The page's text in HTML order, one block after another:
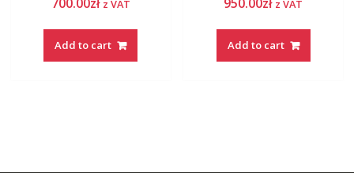
z VAT
Add to cart
z VAT
Add to cart